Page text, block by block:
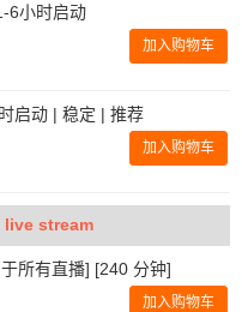
6小时启动
加入购物车
启动 | 稳定 | 推荐
加入购物车
live stream
所有直播] [240 分钟]
加入购物车